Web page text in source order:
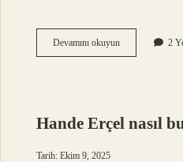
Devamını okuyunDayı
ile
2
Hande Erçel nasıl
Tarih: Ekim 9, 2025